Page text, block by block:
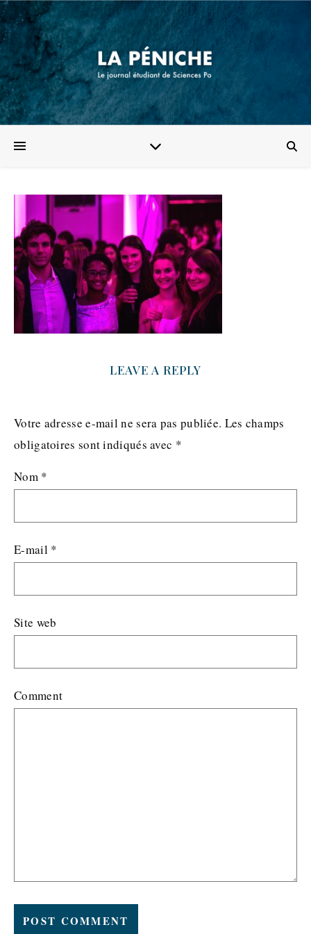
LEAVE A REPLY
Votre adresse e-mail ne sera pas publiée. Les champs
obligatoires sont indiqués avec *
Nom *
E-mail *
Site web
Comment